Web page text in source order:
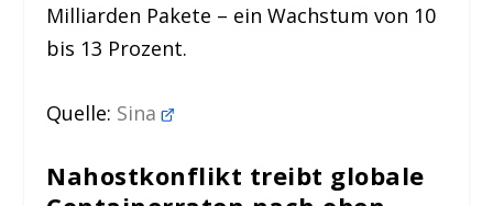
Milliarden Pakete – ein Wachstum von 10
bis 13 Prozent.
Quelle: Sina
Nahostkonflikt treibt globale